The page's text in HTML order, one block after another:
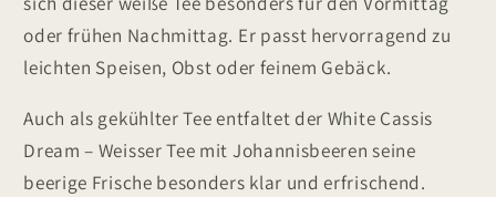
oder frühen Nachmittag. Er passt hervorragend zu
leichten Speisen, Obst oder feinem Gebäck.
Auch als gekühlter Tee entfaltet der White Cassis
Dream – Weisser Tee mit Johannisbeeren seine
beerige Frische besonders klar und erfrischend.